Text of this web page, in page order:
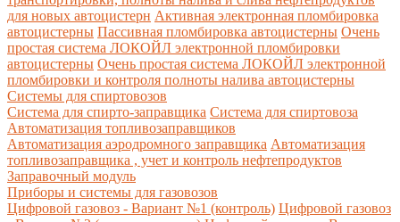
для новых автоцистерн Активная электронная пломбировка
автоцистерны Пассивная пломбировка автоцистерны Очень
простая система ЛОКОЙЛ электронной пломбировки
автоцистерны Очень простая система ЛОКОЙЛ электронной
пломбировки и контроля полноты налива автоцистерны
Системы для спиртовозов
Система для спирто-заправщика Система для спиртовоза
Автоматизация топливозаправщиков
Автоматизация аэродромного заправщика Автоматизация
топливозаправщика , учет и контроль нефтепродуктов
Заправочный модуль
Приборы и системы для газовозов
Цифровой газовоз - Вариант №1 (контроль) Цифровой газовоз